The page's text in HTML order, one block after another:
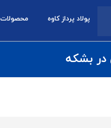
پولاد پرداز کاوه محصولات
بشکه